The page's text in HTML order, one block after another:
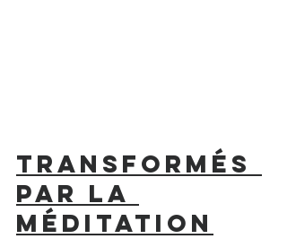
Transformés
par la
méditation